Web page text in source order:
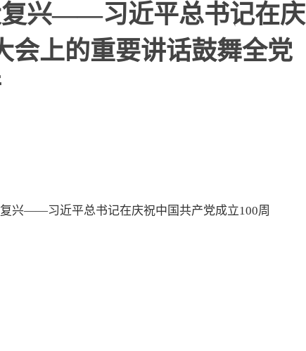
复兴——习近平总书记在庆
会上的重要讲话鼓舞全党
兴——习近平总书记在庆祝中国共产党成立100周